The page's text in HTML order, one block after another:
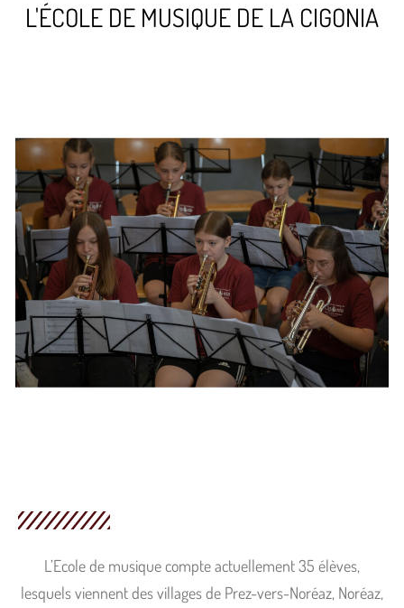
L'ÉCOLE DE MUSIQUE DE LA CIGONIA
L’Ecole de musique compte actuellement 35 élèves,
lesquels viennent des villages de Prez-vers-Noréaz, Noréaz,